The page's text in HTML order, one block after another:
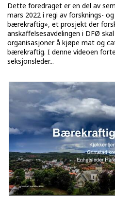
Dette foredraget er en del av
mars 2022 i regi av forsknings-
bærekraftig», et prosjekt der
anskaffelsesavdelingen i DFØ
organisasjoner å kjøpe mat og
bærekraftig. I denne videoen
seksjonsleder...